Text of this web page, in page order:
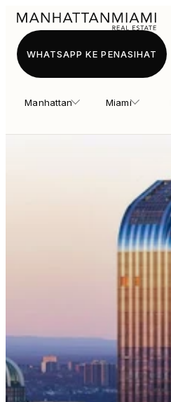
Manhattan Miami
WHATSAPP KE PENASIHAT